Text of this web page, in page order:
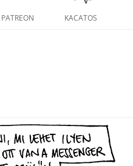
PATREON KACATOS